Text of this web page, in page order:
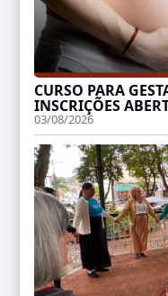
CURSO PARA
INSCRIÇÕES
03/08/2026